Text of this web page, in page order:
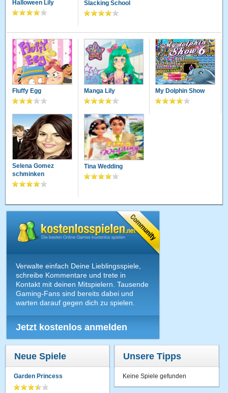
Halloween Lily Slacking School
Fluffy Egg Manga Lily My Dolphin Show
Selena Gomez
schminken
Tina Wedding
Verwalte einfach Deine Lieblingsspiele,
schreibe Kommentare und trete in
Kontakt mit deinen Mitspielern. Tausende
Gaming-Fans sind bereits dabei und
warten darauf gegen dich zu spielen.
Jetzt kostenlos anmelden
Neue Spiele
Garden Princess
Unsere Tipps
Keine Spiele gefunden